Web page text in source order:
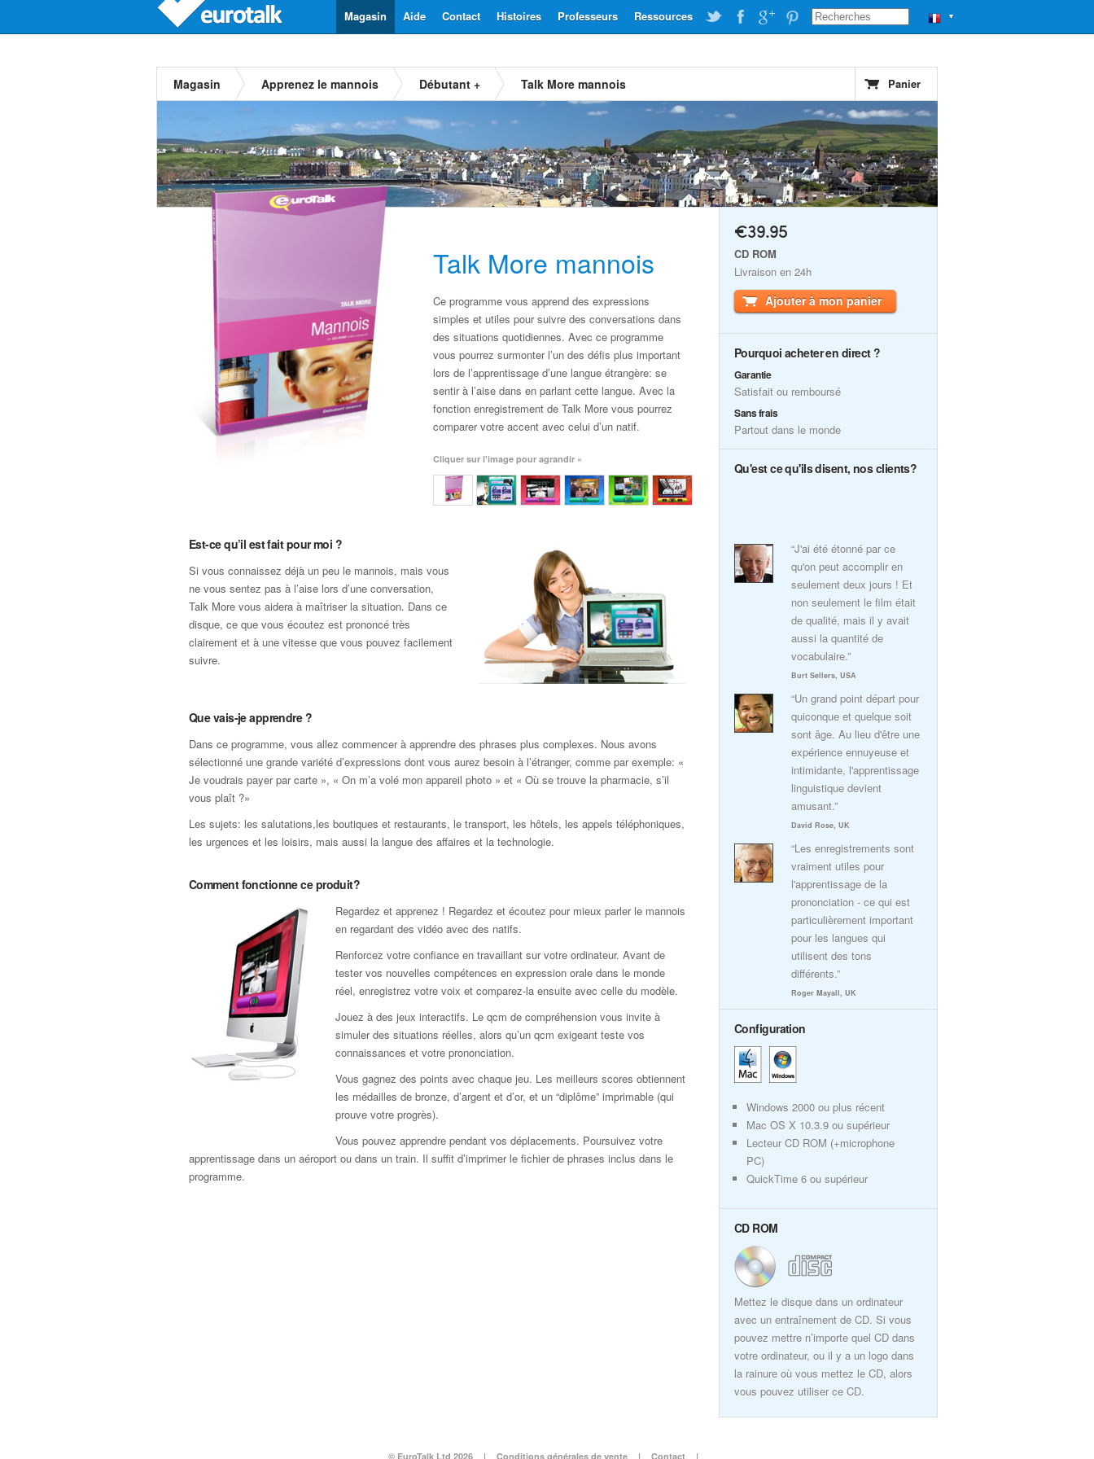
▼
Ressources
Professeurs
Histoires
Contact
Aide
Magasin
Magasin Apprenez le mannois Débutant + Talk More mannois Panier
Talk More mannois
Ce programme vous apprend des expressions
simples et utiles pour suivre des conversations dans
des situations quotidiennes. Avec ce programme
vous pourrez surmonter l’un des défis plus important
lors de l’apprentissage d’une langue étrangère: se
sentir à l’aise dans en parlant cette langue. Avec la
fonction enregistrement de Talk More vous pourrez
comparer votre accent avec celui d’un natif.
Cliquer sur l'image pour agrandir »
Est-ce qu’il est fait pour moi ?
Si vous connaissez déjà un peu le mannois, mais vous
ne vous sentez pas à l’aise lors d’une conversation,
Talk More vous aidera à maîtriser la situation. Dans ce
disque, ce que vous écoutez est prononcé très
clairement et à une vitesse que vous pouvez facilement
suivre.
Que vais-je apprendre ?
Dans ce programme, vous allez commencer à apprendre des phrases plus complexes. Nous avons
sélectionné une grande variété d’expressions dont vous aurez besoin à l’étranger, comme par exemple: «
Je voudrais payer par carte », « On m’a volé mon appareil photo » et « Où se trouve la pharmacie, s’il
vous plaît ?»
Les sujets: les salutations,les boutiques et restaurants, le transport, les hôtels, les appels téléphoniques,
les urgences et les loisirs, mais aussi la langue des affaires et la technologie.
Comment fonctionne ce produit?
Regardez et apprenez ! Regardez et écoutez pour mieux parler le mannois
en regardant des vidéo avec des natifs.
Renforcez votre confiance en travaillant sur votre ordinateur. Avant de
tester vos nouvelles compétences en expression orale dans le monde
réel, enregistrez votre voix et comparez-la ensuite avec celle du modèle.
Jouez à des jeux interactifs. Le qcm de compréhension vous invite à
simuler des situations réelles, alors qu’un qcm exigeant teste vos
connaissances et votre prononciation.
Vous gagnez des points avec chaque jeu. Les meilleurs scores obtiennent
les médailles de bronze, d’argent et d’or, et un “diplôme” imprimable (qui
prouve votre progrès).
Vous pouvez apprendre pendant vos déplacements. Poursuivez votre
apprentissage dans un aéroport ou dans un train. Il suffit d’imprimer le fichier de phrases inclus dans le
programme.
€39.95
CD ROM
Livraison en 24h
Ajouter à mon panier
Pourquoi acheter en direct ?
Garantie
Satisfait ou remboursé
Sans frais
Partout dans le monde
Qu'est ce qu'ils disent, nos clients?
“J'ai été étonné par ce
qu'on peut accomplir en
seulement deux jours ! Et
non seulement le film était
de qualité, mais il y avait
aussi la quantité de
vocabulaire.”
Burt Sellers, USA
“Un grand point départ pour
quiconque et quelque soit
sont âge. Au lieu d'être une
expérience ennuyeuse et
intimidante, l'apprentissage
linguistique devient
amusant.”
David Rose, UK
“Les enregistrements sont
vraiment utiles pour
l'apprentissage de la
prononciation - ce qui est
particulièrement important
pour les langues qui
utilisent des tons
différents.”
Roger Mayall, UK
Configuration
Windows 2000 ou plus récent
Mac OS X 10.3.9 ou supérieur
Lecteur CD ROM (+microphone
PC)
QuickTime 6 ou supérieur
CD ROM
Mettez le disque dans un ordinateur
avec un entraînement de CD. Si vous
pouvez mettre n’importe quel CD dans
votre ordinateur, ou il y a un logo dans
la rainure où vous mettez le CD, alors
vous pouvez utiliser ce CD.
© EuroTalk Ltd 2026 | Conditions générales de vente | Contact |